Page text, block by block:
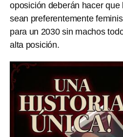
oposición deberán hacer que
sean preferentemente
para un 2030 sin machos
alta posición.